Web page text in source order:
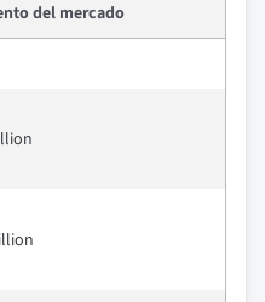
del mercado